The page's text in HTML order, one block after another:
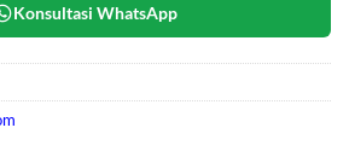
Konsultasi WhatsApp